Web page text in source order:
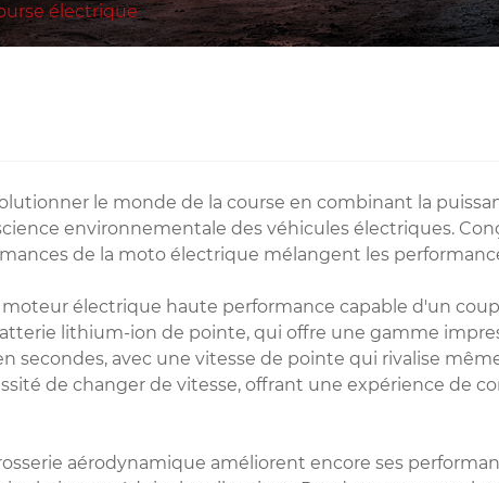
électrique
le monde de la course en combinant la
environnementale des véhicules électriques.
de la moto électrique mélangent les
électrique haute performance capable d'un
lithium-ion de pointe, qui offre une gamme
avec une vitesse de pointe qui rivalise
de changer de vitesse, offrant une expérience de
aérodynamique améliorent encore ses